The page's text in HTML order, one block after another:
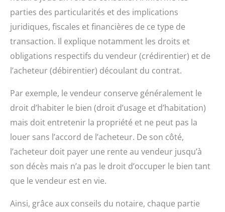
parties des particularités et des implications
juridiques, fiscales et financières de ce type de
transaction. Il explique notamment les droits et
obligations respectifs du vendeur (crédirentier) et de
l’acheteur (débirentier) découlant du contrat.
Par exemple, le vendeur conserve généralement le
droit d’habiter le bien (droit d’usage et d’habitation)
mais doit entretenir la propriété et ne peut pas la
louer sans l’accord de l’acheteur. De son côté,
l’acheteur doit payer une rente au vendeur jusqu’à
son décès mais n’a pas le droit d’occuper le bien tant
que le vendeur est en vie.
Ainsi, grâce aux conseils du notaire, chaque partie